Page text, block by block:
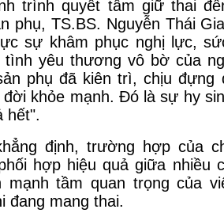
trình quyết tâm giữ thai
phụ, TS.BS. Nguyễn Thái
sự khâm phục nghị lực,
tình yêu thương vô bờ của
phụ đã kiên trì, chịu đựng
đời khỏe mạnh. Đó là sự hy
hết".
định, trường hợp của
hợp hiệu quả giữa nhiều
mạnh tầm quan trọng của
đang mang thai.